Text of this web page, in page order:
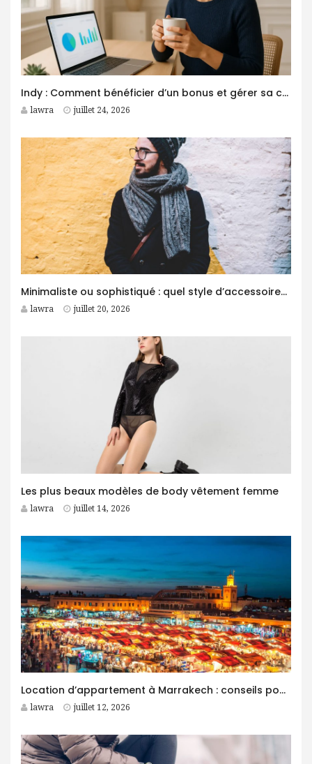
Indy : Comment bénéficier d’un bonus et gérer sa comptabilité plus facilement ?
lawra juillet 24, 2026
Minimaliste ou sophistiqué : quel style d’accessoires homme choisir ?
lawra juillet 20, 2026
Les plus beaux modèles de body vêtement femme
lawra juillet 14, 2026
Location d’appartement à Marrakech : conseils pour trouver le logement idéal
lawra juillet 12, 2026